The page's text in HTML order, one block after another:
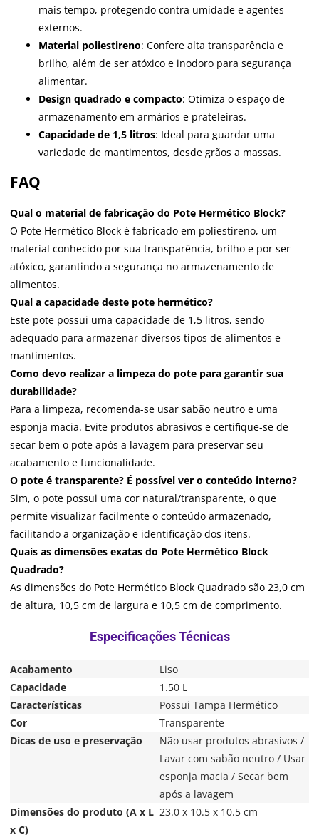
mais tempo, protegendo contra umidade e agentes
externos.
Material poliestireno: Confere alta transparência e
brilho, além de ser atóxico e inodoro para segurança
alimentar.
Design quadrado e compacto: Otimiza o espaço de
armazenamento em armários e prateleiras.
Capacidade de 1,5 litros: Ideal para guardar uma
variedade de mantimentos, desde grãos a massas.
FAQ
Qual o material de fabricação do Pote Hermético Block?
O Pote Hermético Block é fabricado em poliestireno, um
material conhecido por sua transparência, brilho e por ser
atóxico, garantindo a segurança no armazenamento de
alimentos.
Qual a capacidade deste pote hermético?
Este pote possui uma capacidade de 1,5 litros, sendo
adequado para armazenar diversos tipos de alimentos e
mantimentos.
Como devo realizar a limpeza do pote para garantir sua
durabilidade?
Para a limpeza, recomenda-se usar sabão neutro e uma
esponja macia. Evite produtos abrasivos e certifique-se de
secar bem o pote após a lavagem para preservar seu
acabamento e funcionalidade.
O pote é transparente? É possível ver o conteúdo interno?
Sim, o pote possui uma cor natural/transparente, o que
permite visualizar facilmente o conteúdo armazenado,
facilitando a organização e identificação dos itens.
Quais as dimensões exatas do Pote Hermético Block
Quadrado?
As dimensões do Pote Hermético Block Quadrado são 23,0 cm
de altura, 10,5 cm de largura e 10,5 cm de comprimento.
Acabamento
Liso
Capacidade
1.50 L
Características
Possui Tampa Hermético
Cor
Transparente
Dicas de uso e preservação
Não usar produtos abrasivos /
Lavar com sabão neutro / Usar
esponja macia / Secar bem
após a lavagem
Dimensões do produto (A x L
x C)
23.0 x 10.5 x 10.5 cm